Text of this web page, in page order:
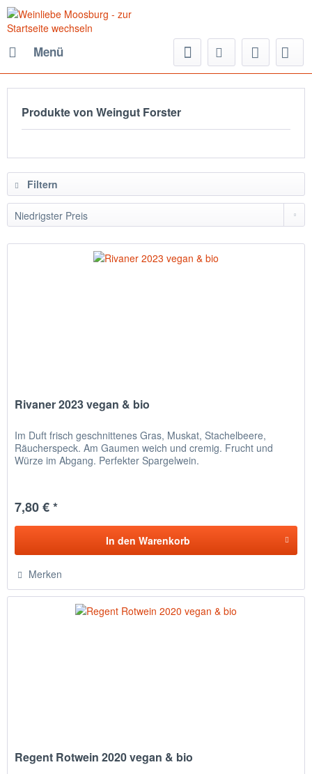
Menü
Produkte von Weingut Forster
Filtern
Rivaner 2023 vegan & bio
Im Duft frisch geschnittenes Gras, Muskat, Stachelbeere,
Räucherspeck. Am Gaumen weich und cremig. Frucht und
Würze im Abgang. Perfekter Spargelwein.
7,80 € *
In den Warenkorb
Merken
Regent Rotwein 2020 vegan & bio